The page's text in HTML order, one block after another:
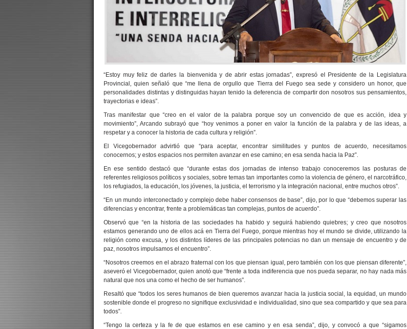
“Estoy muy feliz de darles la bienvenida y de abrir estas jornadas”, expresó el Presidente de la Legislatura
Provincial, quien señaló que “me llena de orgullo que Tierra del Fuego sea sede y considero un honor, que
personalidades distintas y distinguidas hayan tenido la deferencia de compartir don nosotros sus pensamientos,
trayectorias e ideas”.
Tras manifestar que “creo en el valor de la palabra porque soy un convencido de que es acción, idea y
movimiento”, Arcando subrayó que “hoy venimos a poner en valor la función de la palabra y de las ideas, a
respetar y a conocer la historia de cada cultura y religión”.
El Vicegobernador advirtió que “para aceptar, encontrar similitudes y puntos de acuerdo, necesitamos
conocernos; y estos espacios nos permiten avanzar en ese camino; en esa senda hacia la Paz”.
En ese sentido destacó que “durante estas dos jornadas de intenso trabajo conoceremos las posturas de
referentes religiosos políticos y sociales, sobre temas tan importantes como la violencia de género, el narcotráfico,
los refugiados, la educación, los jóvenes, la justicia, el terrorismo y la integración nacional, entre muchos otros”.
“En un mundo interconectado y complejo debe haber consensos de base”, dijo, por lo que “debemos superar las
diferencias y encontrar, frente a problemáticas tan complejas, puntos de acuerdo”.
Observó que “en la historia de las sociedades ha habido y seguirá habiendo quiebres; y creo que nosotros
estamos generando uno de ellos acá en Tierra del Fuego, porque mientras hoy el mundo se divide, utilizando la
religión como excusa, y los distintos líderes de las principales potencias no dan un mensaje de encuentro y de
paz, nosotros impulsamos el encuentro”.
“Nosotros creemos en el abrazo fraternal con los que piensan igual, pero también con los que piensan diferente”,
aseveró el Vicegobernador, quien anotó que “frente a toda indiferencia que nos pueda separar, no hay nada más
natural que nos una como el hecho de ser humanos”.
Resaltó que “todos los seres humanos de bien queremos avanzar hacia la justicia social, la equidad, un mundo
sostenible donde el progreso no signifique exclusividad e individualidad, sino que sea compartido y que sea para
todos”.
“Tengo la certeza y la fe de que estamos en ese camino y en esa senda”, dijo, y convocó a que “sigamos